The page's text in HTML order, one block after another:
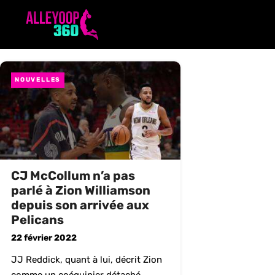
NOUVELLES
CJ McCollum n’a pas
parlé à Zion Williamson
depuis son arrivée aux
Pelicans
22 février 2022
JJ Reddick, quant à lui, décrit Zion